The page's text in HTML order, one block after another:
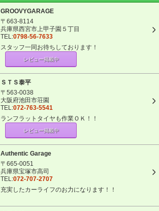
GROOVYGARAGE
〒663-8114
兵庫県西宮市上甲子園５丁目
TEL:0798-56-7633
スタッフ一同お待ちしております！
レビュー掲載中
ＳＴＳ泰平
〒563-0038
大阪府池田市荘園
TEL:072-763-5541
ランフラットタイヤも作業ＯＫ！！
レビュー掲載中
Authentic Garage
〒665-0051
兵庫県宝塚市高司
TEL:072-707-2707
充実したカーライフのお力になります！！